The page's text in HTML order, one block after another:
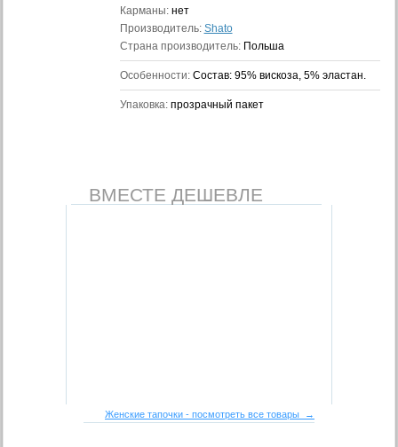
Карманы: нет
Производитель: Shato
Страна производитель: Польша
Особенности: Состав: 95% вискоза, 5% эластан.
Упаковка: прозрачный пакет
ВМЕСТЕ ДЕШЕВЛЕ
Женские тапочки - посмотреть все товары →